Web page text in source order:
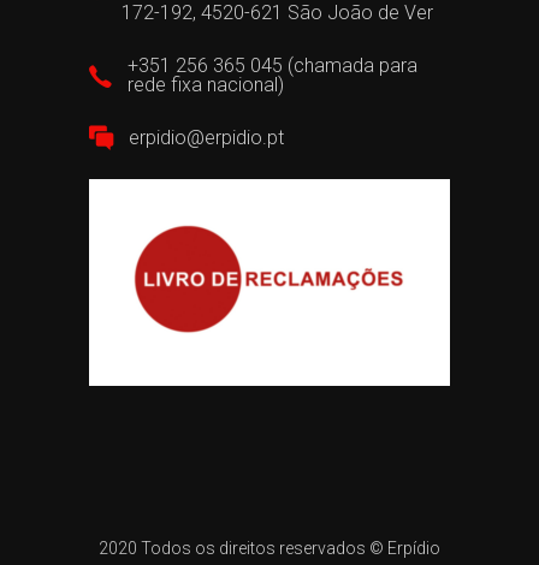
172-192, 4520-621 São João de Ver
+351 256 365 045 (chamada para
rede fixa nacional)
erpidio@erpidio.pt
2020 Todos os direitos reservados © Erpídio